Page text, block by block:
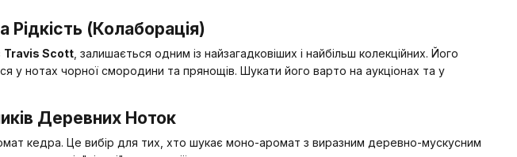
(Колаборація)
Travis Scott , залишається одним із найзагадковіших і найбільш колекційних. Його
у нотах чорної смородини та прянощів. Шукати його варто на аукціонах та у
Деревних Ноток
кедра. Це вибір для тих, хто шукає моно-аромат з виразним деревно-мускусним